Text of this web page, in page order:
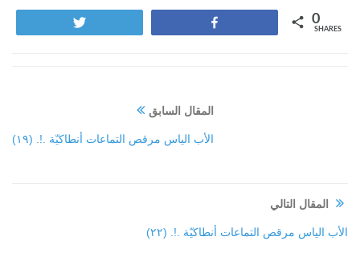
0
SHARES
المقال السابق
الأب الياس مرقص التماعات أنطاكيّة .!. (١٩)
المقال التالي
الأب الياس مرقص التماعات أنطاكيّة .!. (٢٢)